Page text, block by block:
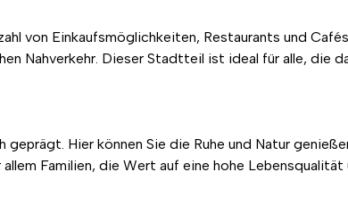
von Einkaufsmöglichkeiten, Restaurants und
Nahverkehr. Dieser Stadtteil ist ideal für alle, die
geprägt. Hier können Sie die Ruhe und Natur
Familien, die Wert auf eine hohe Lebensqualität